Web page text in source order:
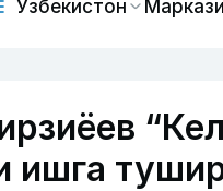
Ўзбекистон
ишга